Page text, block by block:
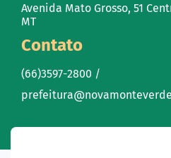
Avenida Mato Grosso, 51
MT
Contato
(66)3597-2800 /